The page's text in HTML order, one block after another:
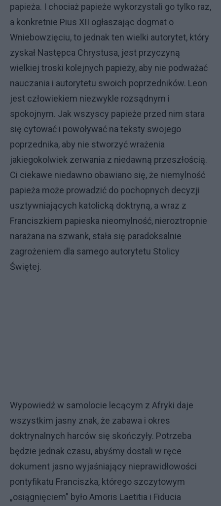
papieża. I chociaż papieże wykorzystali go tylko raz,
a konkretnie Pius XII ogłaszając dogmat o
Wniebowzięciu, to jednak ten wielki autorytet, który
zyskał Następca Chrystusa, jest przyczyną
wielkiej troski kolejnych papieży, aby nie podważać
nauczania i autorytetu swoich poprzedników. Leon
jest człowiekiem niezwykle rozsądnym i
spokojnym. Jak wszyscy papieże przed nim stara
się cytować i powoływać na teksty swojego
poprzednika, aby nie stworzyć wrażenia
jakiegokolwiek zerwania z niedawną przeszłością.
Ci ciekawe niedawno obawiano się, że niemylność
papieża może prowadzić do pochopnych decyzji
usztywniających katolicką doktryną, a wraz z
Franciszkiem papieska nieomylność, nieroztropnie
narażana na szwank, stała się paradoksalnie
zagrożeniem dla samego autorytetu Stolicy
Świętej.
Wypowiedź w samolocie lecącym z Afryki daje
wszystkim jasny znak, że zabawa i okres
doktrynalnych harców się skończyły. Potrzeba
będzie jednak czasu, abyśmy dostali w ręce
dokument jasno wyjaśniający nieprawidłowości
pontyfikatu Franciszka, którego szczytowym
„osiągnięciem” było Amoris Laetitia i Fiducia